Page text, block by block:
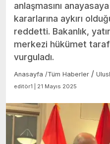
anlaşmasını
kararlarına aykırı
reddetti. Bakanlık,
merkezi hükümet
vurguladı.
Anasayfa /Tüm Haberler /
editör1 | 21 Mayıs 2025